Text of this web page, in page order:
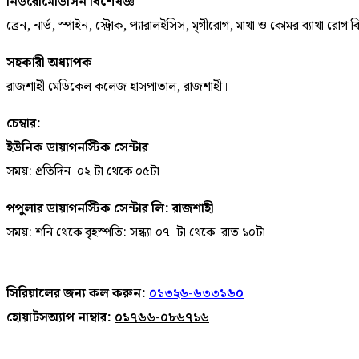
ব্রেন, নার্ভ, স্পাইন, স্ট্রোক, প্যারালইসিস, মৃগীরোগ, মাথা ও কোমর ব্যাথা রোগ
সহকারী অধ্যাপক
রাজশাহী মেডিকেল কলেজ হাসপাতাল, রাজশাহী।
চেম্বার:
ইউনিক ডায়াগনস্টিক সেন্টার
সময়: প্রতিদিন ০২ টা থেকে ০৫টা
পপুলার ডায়াগনস্টিক সেন্টার লি: রাজশাহী
সময়: শনি থেকে বৃহস্পতি: সন্ধ্যা ০৭ টা থেকে রাত ১০টা
সিরিয়ালের জন্য কল করুন: ০১৩২৬-৬৩৩১৬০
হোয়াটসঅ্যাপ নাম্বার: ০১৭৬৬-০৮৬৭১৬